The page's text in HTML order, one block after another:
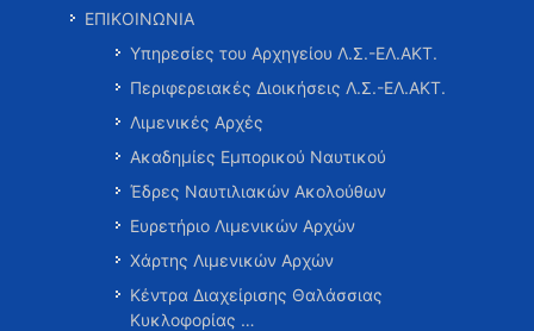
ΕΠΙΚΟΙΝΩΝΙΑ
Υπηρεσίες του Αρχηγείου Λ.Σ.-ΕΛ.ΑΚΤ.
Περιφερειακές Διοικήσεις Λ.Σ.-ΕΛ.ΑΚΤ.
Λιμενικές Αρχές
Ακαδημίες Εμπορικού Ναυτικού
Έδρες Ναυτιλιακών Ακολούθων
Ευρετήριο Λιμενικών Αρχών
Χάρτης Λιμενικών Αρχών
Κέντρα Διαχείρισης Θαλάσσιας
Κυκλοφορίας …